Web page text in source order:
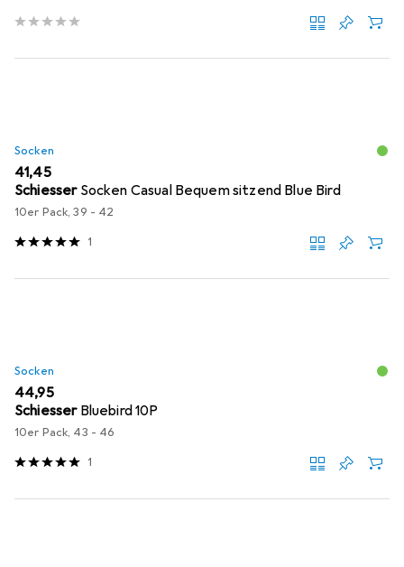
Socken
EUR
41,45
Schiesser Socken Casual Bequem sitzend Blue Bird
10er Pack, 39 - 42
1
Socken
EUR
44,95
Schiesser Bluebird 10P
10er Pack, 43 - 46
1